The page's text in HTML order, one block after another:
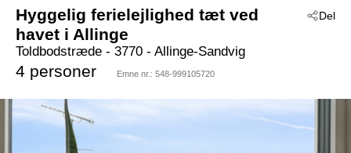
Del
Hyggelig ferielejlighed tæt ved
havet i Allinge
Toldbodstræde - 3770 - Allinge-Sandvig
4 personer Emne nr.: 548-999105720